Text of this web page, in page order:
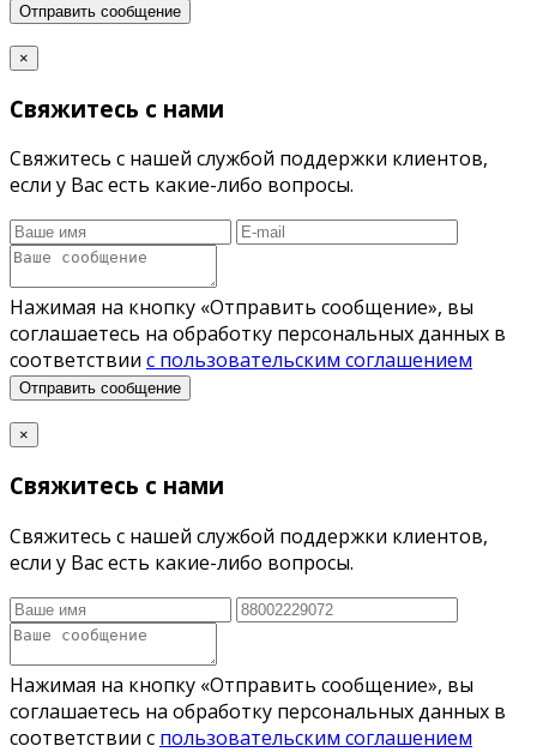
Отправить сообщение
×
Свяжитесь с нами
Свяжитесь с нашей службой поддержки клиентов,
если у Вас есть какие-либо вопросы.
Нажимая на кнопку «Отправить сообщение», вы
соглашаетесь на обработку персональных данных в
соответствии с пользовательским соглашением
Отправить сообщение
×
Свяжитесь с нами
Свяжитесь с нашей службой поддержки клиентов,
если у Вас есть какие-либо вопросы.
Нажимая на кнопку «Отправить сообщение», вы
соглашаетесь на обработку персональных данных в
соответствии с пользовательским соглашением